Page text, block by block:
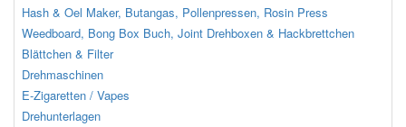
Hash & Oel Maker, Butangas, Pollenpressen, Rosin Press
Weedboard, Bong Box Buch, Joint Drehboxen & Hackbrettchen
Blättchen & Filter
Drehmaschinen
E-Zigaretten / Vapes
Drehunterlagen